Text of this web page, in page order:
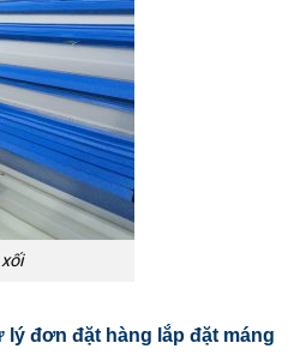
đơn đặt hàng lắp đặt máng